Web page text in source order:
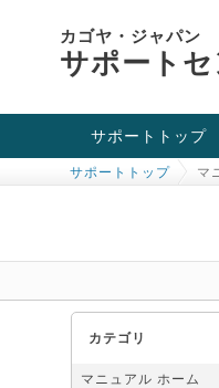
カゴヤ・ジャパン
サポート
サポートトップ
お役立ち情報
チュートリアル
障害・メンテナンス
サポートトップ マ
カテゴリ
マニュアル ホーム